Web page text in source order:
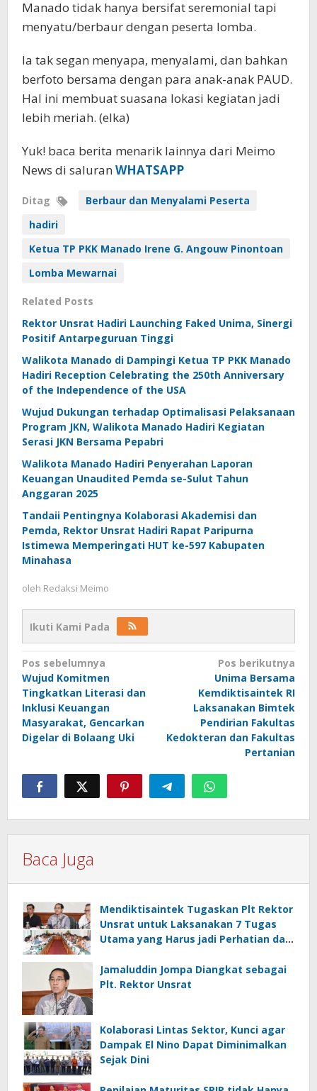
Manado tidak hanya bersifat seremonial tapi
menyatu/berbaur dengan peserta lomba.
Ia tak segan menyapa, menyalami, dan bahkan
berfoto bersama dengan para anak-anak PAUD.
Hal ini membuat suasana lokasi kegiatan jadi
lebih meriah. (elka)
Yuk! baca berita menarik lainnya dari Meimo
News di saluran WHATSAPP
Ditag
Berbaur dan Menyalami Peserta
hadiri
Ketua TP PKK Manado Irene G. Angouw Pinontoan
Lomba Mewarnai
Related Posts
Rektor Unsrat Hadiri Launching Faked Unima, Sinergi
Positif Antarpeguruan Tinggi
Walikota Manado di Dampingi Ketua TP PKK Manado
Hadiri Reception Celebrating the 250th Anniversary
of the Independence of the USA
Wujud Dukungan terhadap Optimalisasi Pelaksanaan
Program JKN, Walikota Manado Hadiri Kegiatan
Serasi JKN Bersama Pepabri
Walikota Manado Hadiri Penyerahan Laporan
Keuangan Unaudited Pemda se-Sulut Tahun
Anggaran 2025
Tandaii Pentingnya Kolaborasi Akademisi dan
Pemda, Rektor Unsrat Hadiri Rapat Paripurna
Istimewa Memperingati HUT ke-597 Kabupaten
Minahasa
oleh Redaksi Meimo
Ikuti Kami Pada
Navigasi
pos
Pos sebelumnya
Wujud Komitmen
Tingkatkan Literasi dan
Inklusi Keuangan
Masyarakat, Gencarkan
Digelar di Bolaang Uki
Pos berikutnya
Unima Bersama
Kemdiktisaintek RI
Laksanakan Bimtek
Pendirian Fakultas
Kedokteran dan Fakultas
Pertanian
Baca Juga
Mendiktisaintek Tugaskan Plt Rektor
Unsrat untuk Laksanakan 7 Tugas
Utama yang Harus jadi Perhatian dan
Jamaluddin Jompa Diangkat sebagai
Plt. Rektor Unsrat
Kolaborasi Lintas Sektor, Kunci agar
Dampak El Nino Dapat Diminimalkan
Sejak Dini